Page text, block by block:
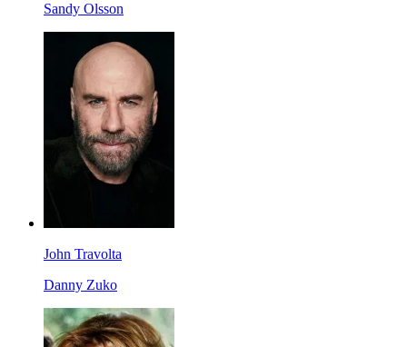
Sandy Olsson
John Travolta
Danny Zuko